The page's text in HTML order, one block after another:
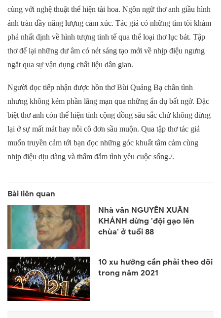
cùng với nghệ thuật thể hiện tài hoa. Ngôn ngữ thơ anh giầu hình
ảnh tràn đầy năng lượng cảm xúc. Tác giả có những tìm tòi khám
phá nhất định về hình tượng tinh tế qua thể loại thơ lục bát. Tập
thơ để lại những dư âm có nét sáng tạo mới về nhịp điệu ngưng
ngắt qua sự vận dụng chất liệu dân gian.
Người đọc tiếp nhận được hồn thơBùi Quảng Bạ chân tình
nhưng không kém phần lãng mạn qua những ẩn dụ bất ngờ. Đặc
biệt thơ anh còn thể hiện tính cộng đồng sâu sắc chứ không dừng
lại ở sự mất mát hay nỗi cô đơn sầu muộn. Qua tập thơ tác giả
muốn truyền cảm tới bạn đọc những góc khuất tâm cảm cùng
nhịp điệu dịu dàng và thấm đẫm tình yêu cuộc sống./.
Nhà văn NGUYỄN XUÂN
KHÁNH dừng 'đội gạo lên
chùa' ở tuổi 88
10 xu hướng cần phải theo dõi
trong năm 2021